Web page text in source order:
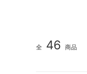
全 46 商品